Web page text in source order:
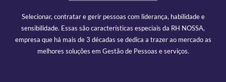
Selecionar, contratar e gerir pessoas com liderança, habilidade e
sensibilidade. Essas são características especiais da RH NOSSA,
empresa que há mais de 3 décadas se dedica a trazer ao mercado as
melhores soluções em Gestão de Pessoas e serviços.